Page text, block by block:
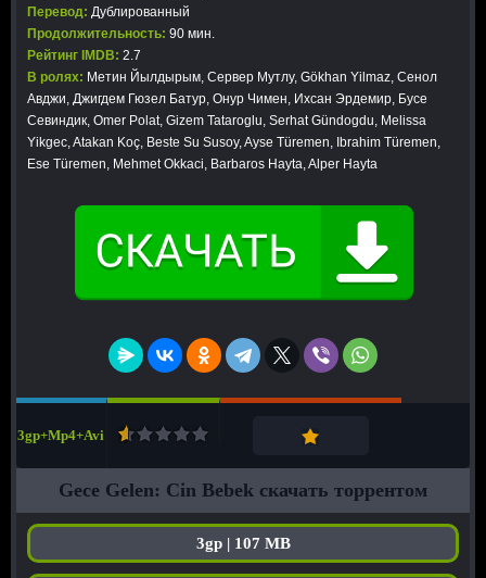
Перевод: Дублированный
Продолжительность: 90 мин.
Рейтинг IMDB: 2.7
В ролях: Метин Йылдырым, Сервер Мутлу, Gökhan Yilmaz, Сенол
Авджи, Джигдем Гюзел Батур, Онур Чимен, Ихсан Эрдемир, Бусе
Севиндик, Omer Polat, Gizem Tataroglu, Serhat Gündogdu, Melissa
Yikgec, Atakan Koç, Beste Su Susoy, Ayse Türemen, Ibrahim Türemen,
Ese Türemen, Mehmet Okkaci, Barbaros Hayta, Alper Hayta
3gp+Mp4+Avi
Gece Gelen: Cin Bebek скачать торрентом
3gp | 107 MB